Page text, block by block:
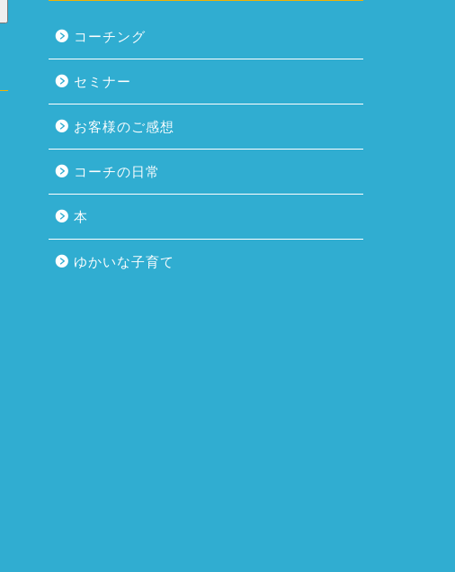
コーチング
セミナー
お客様のご感想
コーチの日常
本
ゆかいな子育て